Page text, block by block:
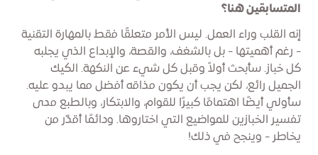
المتسابقين هنا؟
إنه القلب وراء العمل. ليس الأمر متعلقًا فقط بالمهارة التقنية
- رغم أهميتها - بل بالشغف، والقصة، والإبداع الذي يجلبه
كل خباز. سأبحث أولاً وقبل كل شيء عن النكهة. الكيك
الجميل رائع، لكن يجب أن يكون مذاقه أفضل مما يبدو عليه.
سأولي أيضًا اهتمامًا كبيرًا للقوام، والابتكار، وبالطبع مدى
تفسير الخبازين للمواضيع التي اختاروها. ودائمًا أقدّر من
يخاطر - وينجح في ذلك!